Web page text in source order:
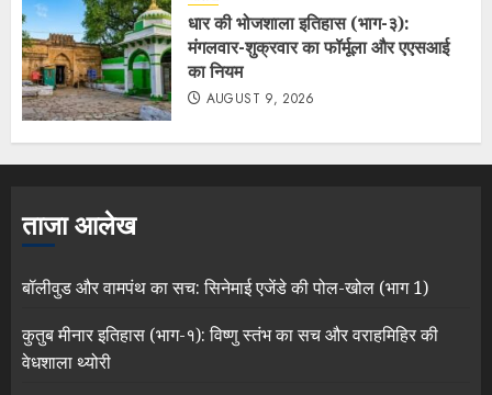
धार की भोजशाला इतिहास (भाग-३):
मंगलवार-शुक्रवार का फॉर्मूला और एएसआई
का नियम
AUGUST 9, 2026
ताजा आलेख
बॉलीवुड और वामपंथ का सच: सिनेमाई एजेंडे की पोल-खोल (भाग 1)
कुतुब मीनार इतिहास (भाग-१): विष्णु स्तंभ का सच और वराहमिहिर की
वेधशाला थ्योरी